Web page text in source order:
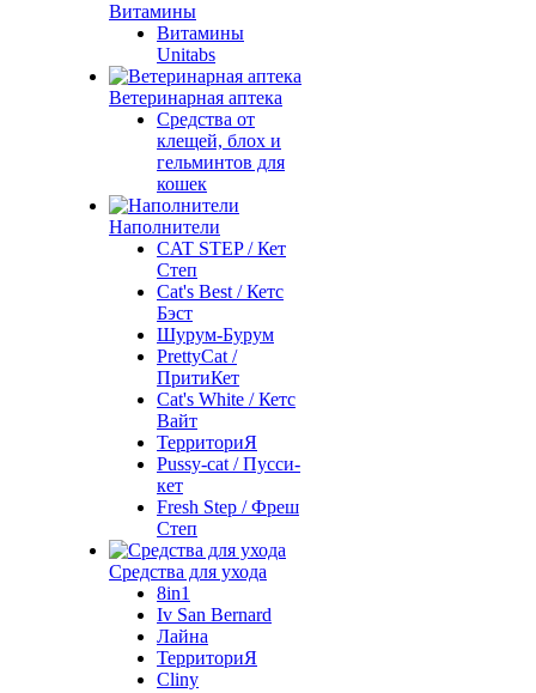
Витамины
Витамины
Unitabs
Ветеринарная аптека
Средства от
клещей, блох и
гельминтов для
кошек
Наполнители
CAT STEP / Кет
Степ
Cat's Best / Кетс
Бэст
Шурум-Бурум
PrettyCat /
ПритиКет
Cat's White / Кетс
Вайт
ТерриториЯ
Pussy-cat / Пусси-
кет
Fresh Step / Фреш
Степ
Средства для ухода
8in1
Iv San Bernard
Лайна
ТерриториЯ
Cliny